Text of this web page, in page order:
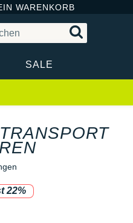
WARENKORB
SALE
TRANSPORT
22%
Marke